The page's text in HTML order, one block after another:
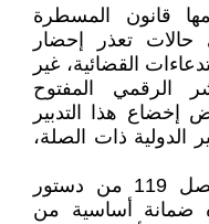
قانون المسطرة
حالات تعذر إحضار
القضائية، غير
الرقمي المفتوح
هذا التدبير
الدولية ذات الصلة،
فمن زاوية دستورية، يكرس الفصل 119 من دستور
ضمانة أساسية من